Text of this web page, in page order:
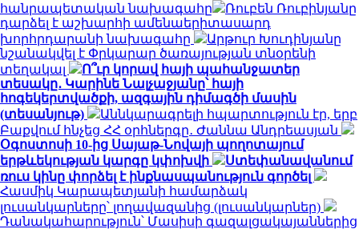
հանրապետական ​​նախագահը
Ռուբեն Ռուբինյանը
դարձել է աշխարհի ամենաերիտասարդ
խորհրդարանի նախագահը
Արթուր Խուդինյանը
նշանակվել է Փրկարար ծառայության տնօրենի
տեղակալ
Ո՞ւր կորավ հայի պահանջատեր
տեսակը․ Կարինե Նալչաջյանը՝ հայի
հոգեկերտվածքի, ազգային դիմագծի մասին
(տեսանյութ)
Աննկարագրելի հպարտություն էր, երբ
Բաքվում հնչեց ՀՀ օրհներգը․ Ժաննա Անդրեասյան
Օգոստոսի 10-ից Սայաթ-Նովայի պողոտայում
երթևեկության կարգը կփոխվի
Ստեփանավանում
ռուս կինը փորձել է ինքնասպանություն գործել
Հասմիկ Կարապետյանի համարձակ
լուսանկարները՝ լողավազանից (լուսանկարներ)
Դանակահարություն՝ Մասիսի գազալցակայաններից